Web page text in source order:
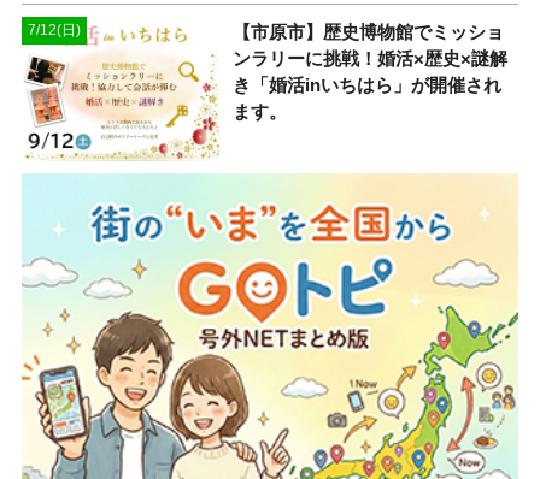
7/12(日)
【市原市】歴史博物館でミッショ
ンラリーに挑戦！婚活×歴史×謎解
き「婚活inいちはら」が開催され
ます。